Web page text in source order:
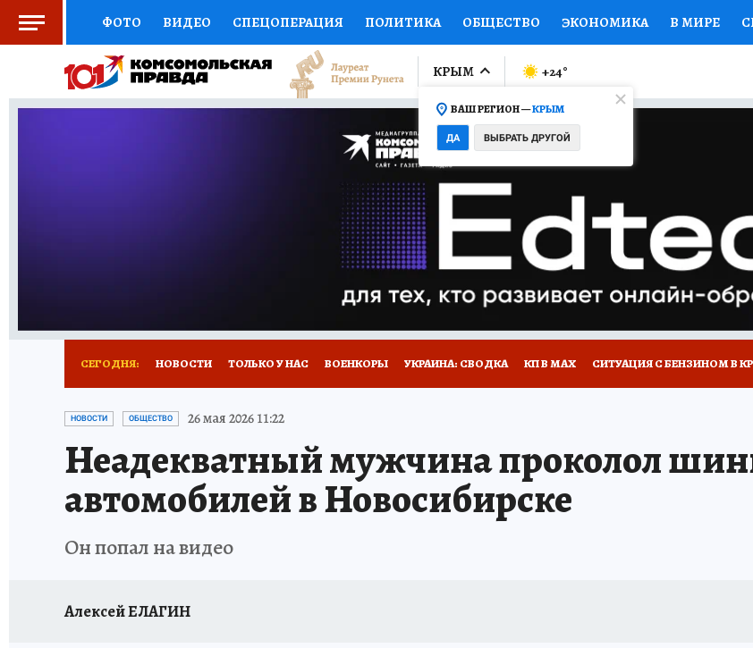
ФОТО ВИДЕО СПЕЦОПЕРАЦИЯ ПОЛИТИКА ОБЩЕСТВО ЭКОНОМИКА В МИРЕ
ЗДОРОВЬЕ СОЦПОДДЕРЖКА НАУКА СПОРТ КОЛУМНИСТЫ
ВЫБОР ЭКСПЕРТОВ ДОКТОР ФИНАНСЫ ОТКРЫВАЕМ МИР СЕМЬЯ
ПРОГНОЗЫ НА СПОРТ ПРОМОКОДЫ СЕРИАЛЫ
ТЕЛЕВИЗОР КОНКУРСЫ РАБОТА У НАС ГИД
НОВОЕ НА САЙТЕ
КРЫМ
ВАШ РЕГИОН —КРЫМ
ДА ВЫБРАТЬ ДРУГОЙ
+24°
СЕГОДНЯ: НОВОСТИ ТОЛЬКО У НАС ВОЕНКОРЫ УКРАИНА: СВОДКА КП В МАХ СИТУАЦИЯ С БЕНЗИНОМ В
СИТУАЦИЯ С МАЗУТОМ В КРЫМУ
НОВОСТИ ОБЩЕСТВО 26 мая 2026 11:22
Неадекватный мужчина проколол
автомобилей в Новосибирске
Он попал на видео
Алексей ЕЛАГИН